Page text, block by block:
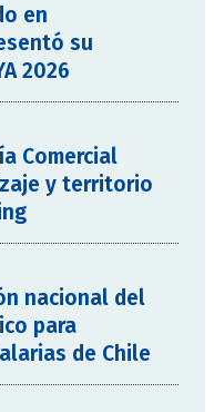
en
su
2026
Comercial
y territorio
nacional del
para
de Chile